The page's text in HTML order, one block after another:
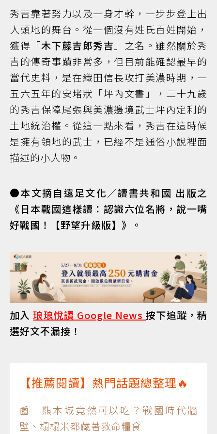
秀吉靠著努力以及一身才幹，一步步登上出
人頭地的舞台。從一個沒有姓氏百姓開始，
獲得「木下藤吉郎秀吉 」之名。雖然關於秀
吉的傳奇事蹟非常多，但目前能確認最早的
當代史料，是在織田信長攻打美濃時期，一
五六五年的安堵狀「坪內文書」，二十九歲
的秀吉保障尾張與美濃邊境武士坪內定利的
土地統治權。從這一點來看，秀吉在這時候
是擁有領地的武士，已經不是通俗小說裡面
描述的小人物。
●本文摘自遠足文化／讀書共和國 出版之
《日本戰國這樣讀：認識六位名將，說一嘴
好戰國！【野望升級版】》。
加入琅琅悅讀 Google News按下追蹤，精
選好文不漏接！
【推薦閱讀】熱門話題總整理🔥
📰 熊本城竟然可以吃？戰國時代牆
壁、榻榻米都藏著救命糧食